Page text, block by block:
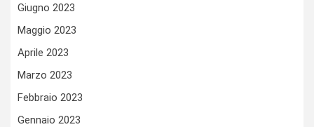
Giugno 2023
Maggio 2023
Aprile 2023
Marzo 2023
Febbraio 2023
Gennaio 2023